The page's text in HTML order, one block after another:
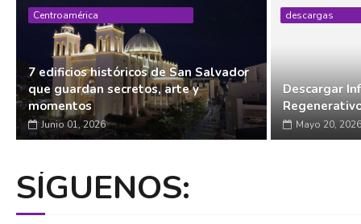
Centroamérica
7 edificios históricos de San Salvador
que guardan secretos, arte y
momentos
Junio 01, 2026
descargas
Descargar
Mayo 20, 2026
SÍGUENOS: